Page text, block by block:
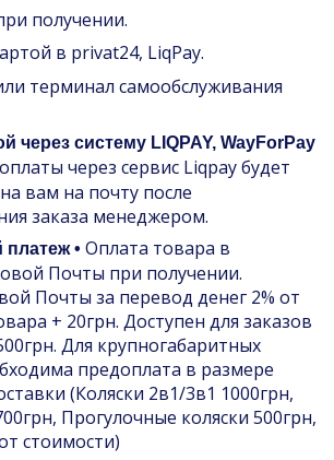
получении.
в privat24, LiqPay.
терминал самообслуживания
через систему LIQPAY, WayForPay
через сервис Liqpay будет
вам на почту после
заказа менеджером.
• Оплата товара в
Почты при получении.
Почты за перевод денег 2% от
+ 20грн. Доступен для заказов
Для крупногабаритных
предоплата в размере
(Коляски 2в1/3в1 1000грн,
Прогулочные коляски 500грн,
стоимости)